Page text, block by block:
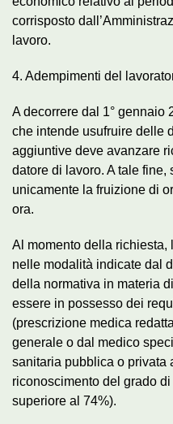
corrisposto
lavoro.
4. Adempimenti del
A decorrere dal 1° gennaio
che intende usufruire delle
aggiuntive deve avanzare
datore di lavoro. A tale fine,
unicamente la fruizione di
ora.
Al momento della richiesta,
nelle modalità indicate dal
della normativa in materia
essere in possesso dei
(prescrizione medica
generale o dal medico
sanitaria pubblica o privata
riconoscimento del grado
superiore al 74%).